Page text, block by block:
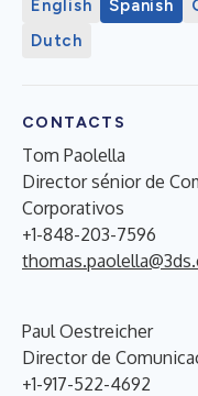
English Spanish
Dutch
CONTACTS
Tom Paolella
Director sénior de
Corporativos
+1-848-203-7596
Paul Oestreicher
Director de
+1-917-522-4692